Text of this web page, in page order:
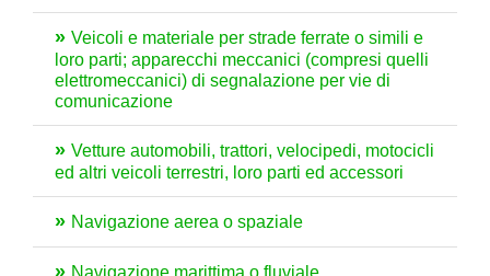
Veicoli e materiale per strade ferrate o simili e
loro parti; apparecchi meccanici (compresi quelli
elettromeccanici) di segnalazione per vie di
comunicazione
Vetture automobili, trattori, velocipedi, motocicli
ed altri veicoli terrestri, loro parti ed accessori
Navigazione aerea o spaziale